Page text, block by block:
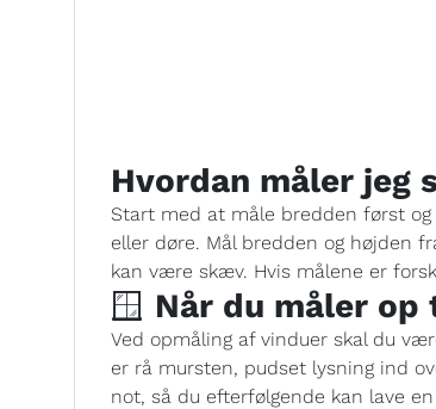
Hvordan måler jeg
Start med at måle bredden først
eller døre. Mål bredden og højden
kan være skæv. Hvis målene er
🪟 Når du måler
Ved opmåling af vinduer skal du
er rå mursten, pudset lysning ind
not, så du efterfølgende kan lave